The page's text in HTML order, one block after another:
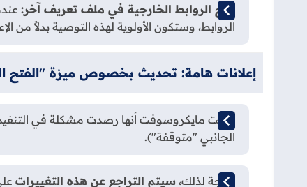
فتح الروابط الخارجية في ملف تعريف آخر:
الروابط، وستكون الأولوية لهذه التوصية بدلاً من
إعلانات هامة: تحديث بخصوص ميزة "الفتح
أعلنت مايكروسوفت أنها رصدت مشكلة في
الجانبي "متوقفة").
نتيجة لذلك، سيتم التراجع عن هذه التغييرات